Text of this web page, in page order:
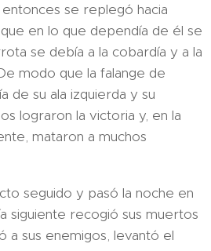
se replegó hacia
en lo que dependía de él se
se debía a la cobardía y a la
modo que la falange de
de su ala izquierda y su
lograron la victoria y, en la
mataron a muchos
seguido y pasó la noche en
siguiente recogió sus muertos
a sus enemigos, levantó el